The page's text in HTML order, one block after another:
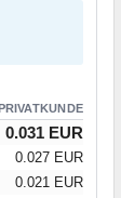
PRIVATKUNDE
0.031 EUR
0.027 EUR
0.021 EUR